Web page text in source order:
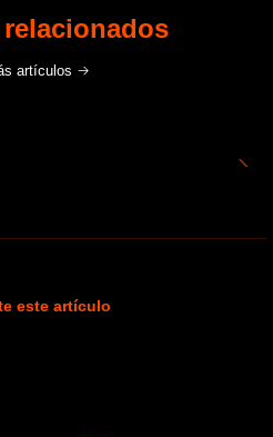
artículos
este artículo